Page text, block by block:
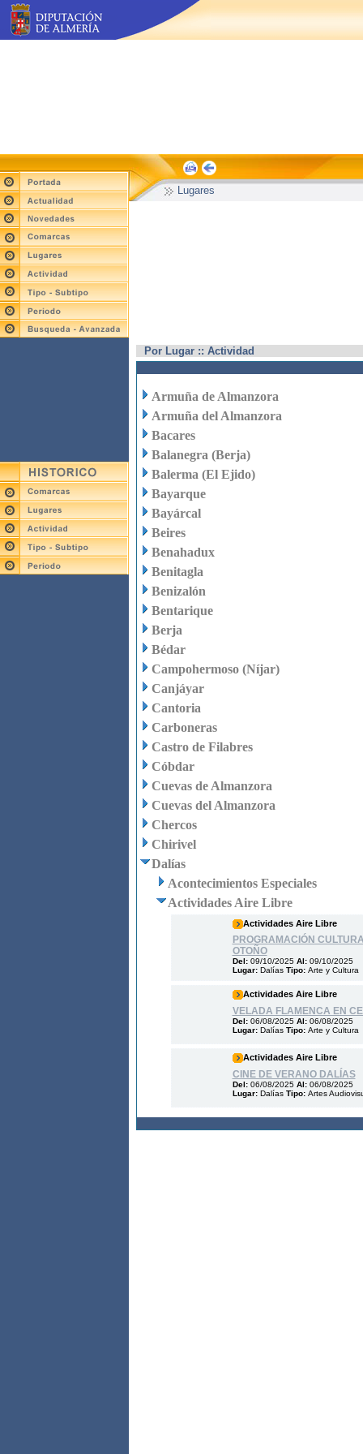
Lugares
Por Lugar :: Actividad
Armuña de Almanzora
Armuña del Almanzora
Bacares
Balanegra (Berja)
Balerma (El Ejido)
Bayarque
Bayárcal
Beires
Benahadux
Benitagla
Benizalón
Bentarique
Berja
Bédar
Campohermoso (Níjar)
Canjáyar
Cantoria
Carboneras
Castro de Filabres
Cóbdar
Cuevas de Almanzora
Cuevas del Almanzora
Chercos
Chirivel
Dalías
Acontecimientos Especiales
Actividades Aire Libre
Actividades Aire Libre
PROGRAMACIÓN
OTOÑO
Del: 09/10/2025 Al: 09/10/2025
Lugar: DalíasTipo: Arte y Cultura
Actividades Aire Libre
VELADA FLAMENCA EN
Del: 06/08/2025 Al: 06/08/2025
Lugar: DalíasTipo: Arte y Cultura
Actividades Aire Libre
CINE DE VERANO DALÍAS
Del: 06/08/2025 Al: 06/08/2025
Lugar: DalíasTipo: Artes